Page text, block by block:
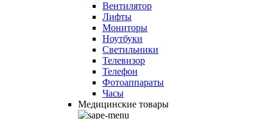
Вентилятор
Лифты
Мониторы
Ноутбуки
Светильники
Телевизор
Телефон
Фотоаппараты
Часы
Медицинские товары